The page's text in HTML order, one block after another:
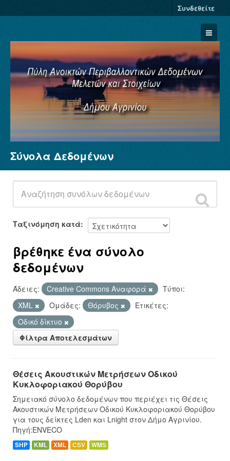
Συνδεθείτε
Σύνολα Δεδομένων
Φορείς
Ομάδες
Σχετικά
Σύνολα Δεδομένων
Ταξινόμηση κατά
βρέθηκε ένα σύνολο
δεδομένων
Άδειες: Creative Commons Αναφορά
Τύποι:
XML
Ομάδες: Θόρυβος
Ετικέτες:
Οδικό δίκτυο
Φίλτρα Αποτελεσμάτων
Θέσεις Ακουστικών Μετρήσεων Οδικού
Κυκλοφοριακού Θορύβου
Σημειακό σύνολο δεδομένων που περιέχει τις Θέσεις
Ακουστικών Μετρήσεων Οδικού Κυκλοφοριακού Θορύβου
για τους δείκτες Lden και Lnight στον Δήμο Αγρινίου.
Πηγή:ENVECO
SHP KML XML CSV WMS